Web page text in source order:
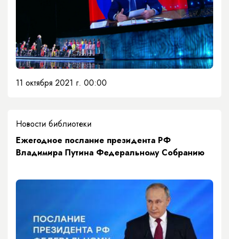
11 октября 2021 г. 00:00
Новости библиотеки
Ежегодное послание президента РФ
Владимира Путина Федеральному Собранию